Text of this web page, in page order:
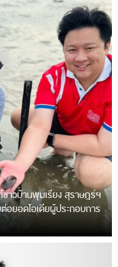
ชาวบ้านพุมเรียง สุราษฎร์ฯ
อยอดไอเดียผู้ประกอบการ